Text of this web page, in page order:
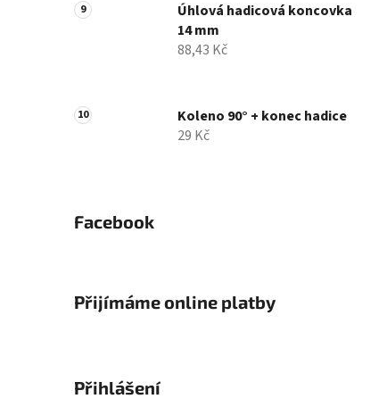
Úhlová hadicová koncovka
14 mm
88,43 Kč
Koleno 90° + konec hadice
29 Kč
Facebook
Přijímáme online platby
Přihlášení